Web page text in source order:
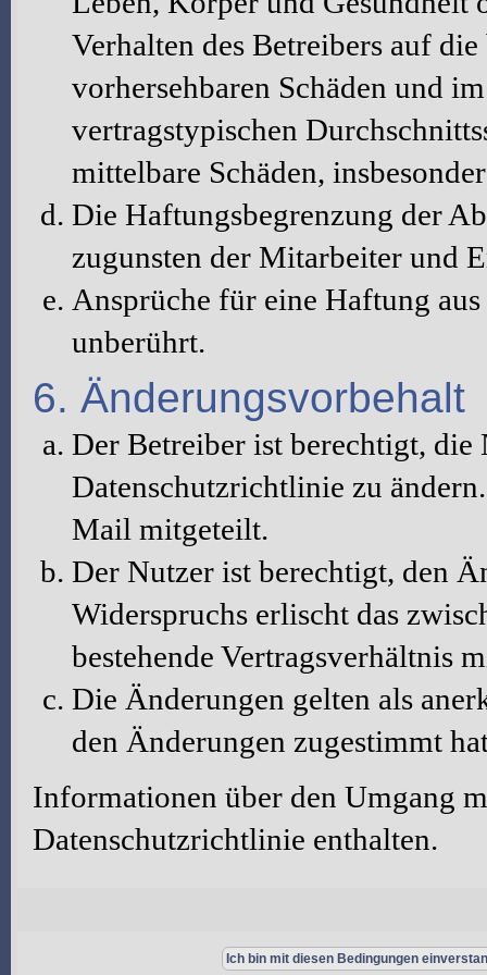
Verhalten des Betreibers auf
vorhersehbaren Schäden und
vertragstypischen
mittelbare Schäden,
Die Haftungsbegrenzung der
zugunsten der Mitarbeiter und
Ansprüche für eine Haftung
unberührt.
6. Änderungsvorbehalt
Der Betreiber ist berechtigt,
Datenschutzrichtlinie zu
Mail mitgeteilt.
Der Nutzer ist berechtigt, den
Widerspruchs erlischt das
bestehende Vertragsverhältnis
Die Änderungen gelten als
den Änderungen zugestimmt
Informationen über den Umgang
Datenschutzrichtlinie enthalten.